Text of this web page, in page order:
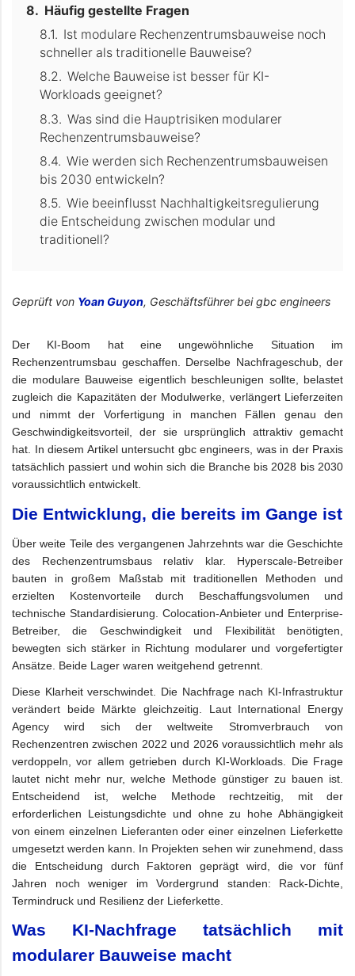
Häufig gestellte Fragen
Ist modulare Rechenzentrumsbauweise noch
schneller als traditionelle Bauweise?
Welche Bauweise ist besser für KI-
Workloads geeignet?
Was sind die Hauptrisiken modularer
Rechenzentrumsbauweise?
Wie werden sich Rechenzentrumsbauweisen
bis 2030 entwickeln?
Wie beeinflusst Nachhaltigkeitsregulierung
die Entscheidung zwischen modular und
traditionell?
Geprüft von Yoan Guyon, Geschäftsführer bei gbc engineers
Der KI-Boom hat eine ungewöhnliche Situation im
Rechenzentrumsbau geschaffen. Derselbe Nachfrageschub, der
die modulare Bauweise eigentlich beschleunigen sollte, belastet
zugleich die Kapazitäten der Modulwerke, verlängert Lieferzeiten
und nimmt der Vorfertigung in manchen Fällen genau den
Geschwindigkeitsvorteil, der sie ursprünglich attraktiv gemacht
hat. In diesem Artikel untersucht gbc engineers, was in der Praxis
tatsächlich passiert und wohin sich die Branche bis 2028 bis 2030
voraussichtlich entwickelt.
Die Entwicklung, die bereits im Gange ist
Über weite Teile des vergangenen Jahrzehnts war die Geschichte
des Rechenzentrumsbaus relativ klar. Hyperscale-Betreiber
bauten in großem Maßstab mit traditionellen Methoden und
erzielten Kostenvorteile durch Beschaffungsvolumen und
technische Standardisierung. Colocation-Anbieter und Enterprise-
Betreiber, die Geschwindigkeit und Flexibilität benötigten,
bewegten sich stärker in Richtung modularer und vorgefertigter
Ansätze. Beide Lager waren weitgehend getrennt.
Diese Klarheit verschwindet. Die Nachfrage nach KI-Infrastruktur
verändert beide Märkte gleichzeitig. Laut International Energy
Agency wird sich der weltweite Stromverbrauch von
Rechenzentren zwischen 2022 und 2026 voraussichtlich mehr als
verdoppeln, vor allem getrieben durch KI-Workloads. Die Frage
lautet nicht mehr nur, welche Methode günstiger zu bauen ist.
Entscheidend ist, welche Methode rechtzeitig, mit der
erforderlichen Leistungsdichte und ohne zu hohe Abhängigkeit
von einem einzelnen Lieferanten oder einer einzelnen Lieferkette
umgesetzt werden kann. In Projekten sehen wir zunehmend, dass
die Entscheidung durch Faktoren geprägt wird, die vor fünf
Jahren noch weniger im Vordergrund standen: Rack-Dichte,
Termindruck und Resilienz der Lieferkette.
Was KI-Nachfrage tatsächlich mit
modularer Bauweise macht